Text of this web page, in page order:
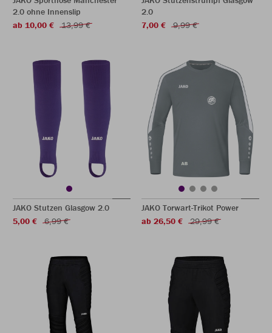
2.0 ohne Innenslip
ab 10,00 €
13,99 €
2.0
7,00 €
9,99 €
JAKO Stutzen Glasgow 2.0
5,00 €
6,99 €
JAKO Torwart-Trikot Power
ab 26,50 €
29,99 €